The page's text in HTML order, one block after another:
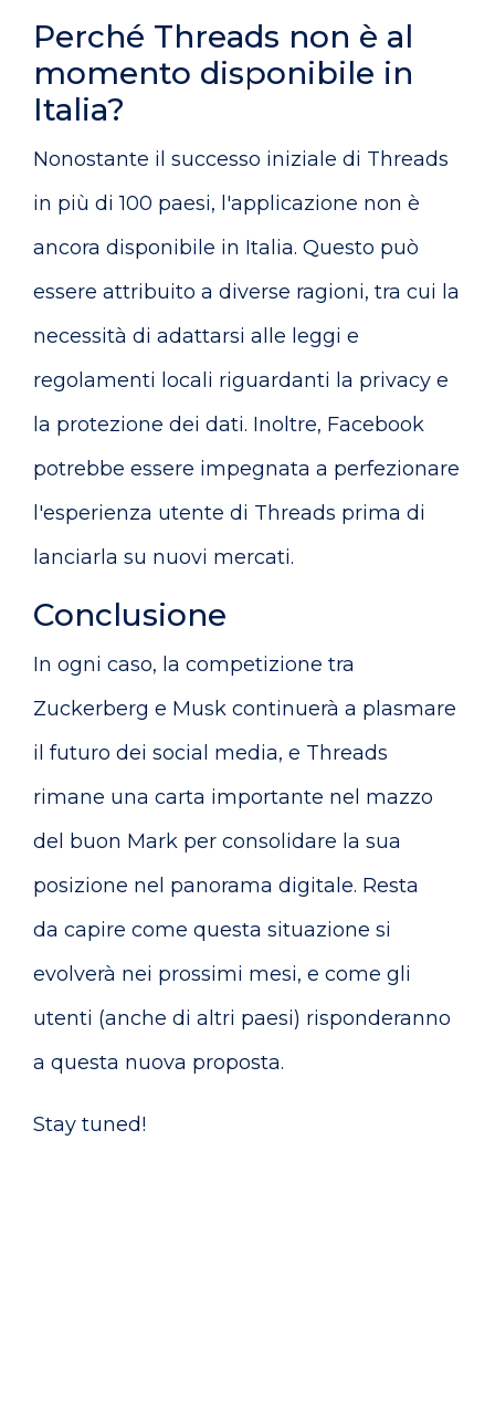
Perché Threads non è al
momento disponibile in
Italia?
Nonostante il successo iniziale di Threads
in più di 100 paesi, l'applicazione non è
ancora disponibile in Italia. Questo può
essere attribuito a diverse ragioni, tra cui la
necessità di adattarsi alle leggi e
regolamenti locali riguardanti la privacy e
la protezione dei dati. Inoltre, Facebook
potrebbe essere impegnata a perfezionare
l'esperienza utente di Threads prima di
lanciarla su nuovi mercati.
Conclusione
In ogni caso, la competizione tra
Zuckerberg e Musk continuerà a plasmare
il futuro dei social media, e Threads
rimane una carta importante nel mazzo
del buon Mark per consolidare la sua
posizione nel panorama digitale. Resta
da capire come questa situazione si
evolverà nei prossimi mesi, e come gli
utenti (anche di altri paesi) risponderanno
a questa nuova proposta.
Stay tuned!